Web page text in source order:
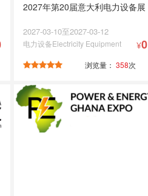
2027年第20届意大利电力设备展
2027-03-10至2027-03-12
电力设备Electricity Equipment ¥0
浏览量： 358次